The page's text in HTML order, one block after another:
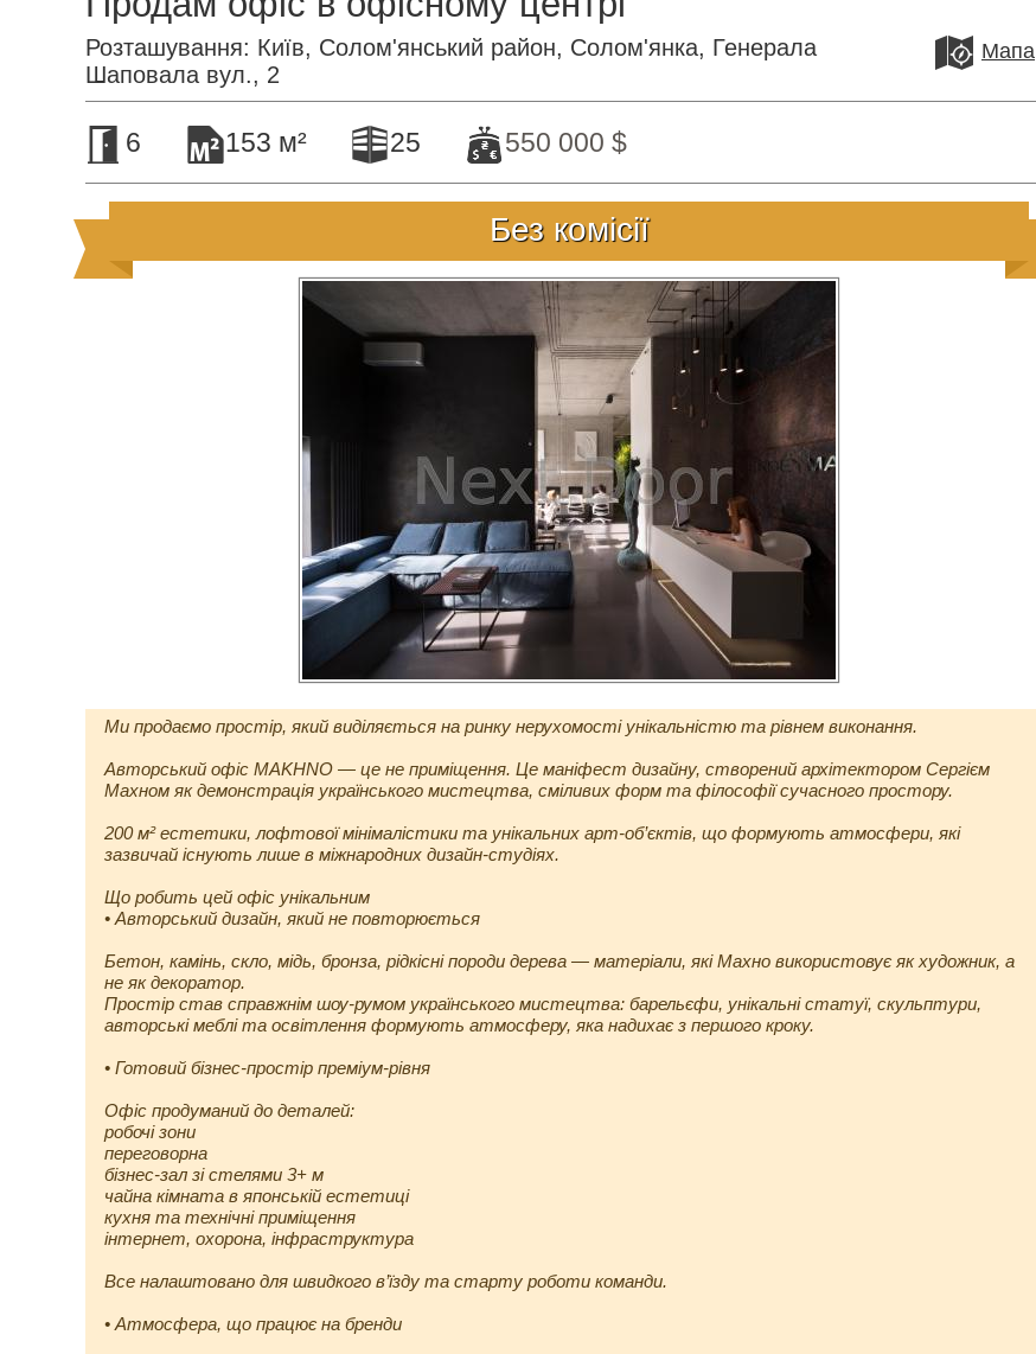
Розташування: Київ, Солом'янський район, Солом'янка, Генерала
Шаповала вул., 2
Мапа
6 153 м² 25 550 000 $
Без комісії
Ми продаємо простір, який виділяється на ринку нерухомості унікальністю та рівнем виконання.
Авторський офіс MAKHNO — це не приміщення. Це маніфест дизайну, створений архітектором Сергієм
Махном як демонстрація українського мистецтва, сміливих форм та філософії сучасного простору.
200 м² естетики, лофтової мінімалістики та унікальних арт-об’єктів, що формують атмосфери, які
зазвичай існують лише в міжнародних дизайн-студіях.
Що робить цей офіс унікальним
• Авторський дизайн, який не повторюється
Бетон, камінь, скло, мідь, бронза, рідкісні породи дерева — матеріали, які Махно використовує як художник, а
не як декоратор.
Простір став справжнім шоу-румом українського мистецтва: барельєфи, унікальні статуї, скульптури,
авторські меблі та освітлення формують атмосферу, яка надихає з першого кроку.
• Готовий бізнес-простір преміум-рівня
Офіс продуманий до деталей:
робочі зони
переговорна
бізнес-зал зі стелями 3+ м
чайна кімната в японській естетиці
кухня та технічні приміщення
інтернет, охорона, інфраструктура
Все налаштовано для швидкого в’їзду та старту роботи команди.
• Атмосфера, що працює на бренди